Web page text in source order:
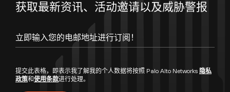
获取最新资讯、活动邀请以及威胁警报
提交此表格，即表示我了解我的个人数据将按照 Palo Alto Networks 隐私
政策和使用条款进行处理。